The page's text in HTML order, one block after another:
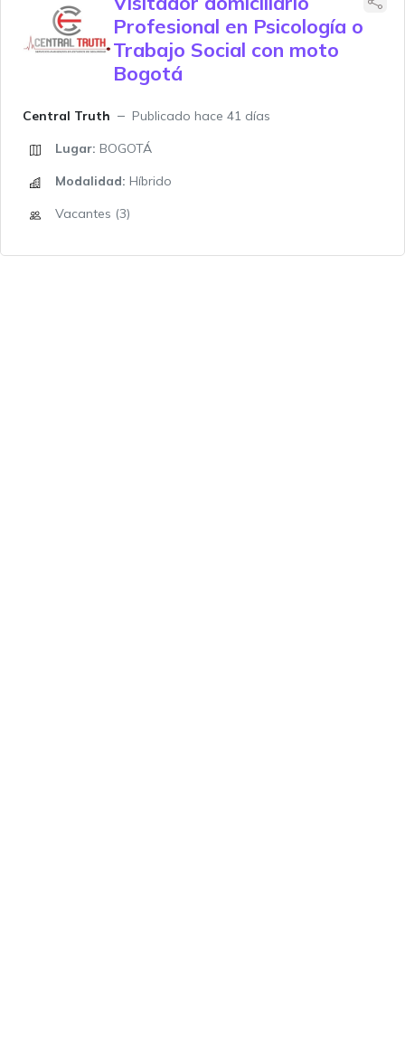
Profesional en Psicología o
Trabajo Social con moto
Bogotá
Central Truth
Publicado hace 41 días
Lugar: BOGOTÁ
Modalidad: Híbrido
Vacantes (3)